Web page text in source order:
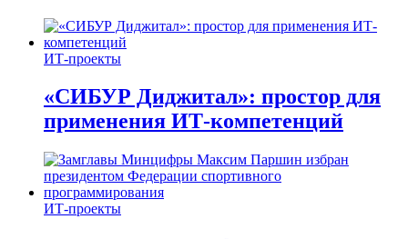
ИТ-проекты
«СИБУР Диджитал»: простор для
применения ИТ-компетенций
ИТ-проекты